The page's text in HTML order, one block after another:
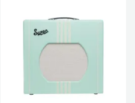
originale
649,00 €.
attuale